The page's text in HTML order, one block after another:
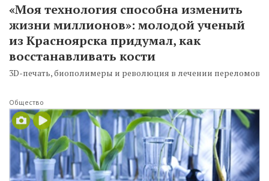
«Моя технология способна изменить
жизни миллионов»: молодой ученый
из Красноярска придумал, как
восстанавливать кости
3D-печать, биополимеры и революция в лечении переломов
Общество